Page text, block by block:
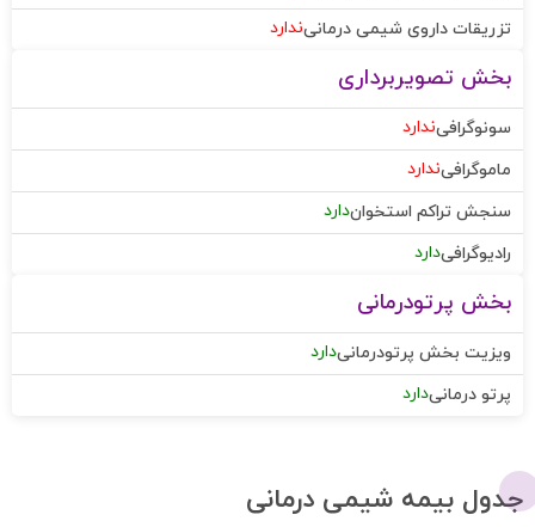
تزریقات داروی شیمی درمانیندارد
بخش تصویربرداری
سونوگرافیندارد
ماموگرافیندارد
سنجش تراکم استخواندارد
رادیوگرافیدارد
بخش پرتودرمانی
ویزیت بخش پرتودرمانیدارد
پرتو درمانیدارد
جدول بیمه شیمی درمانی